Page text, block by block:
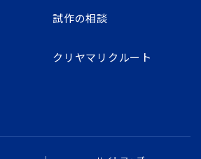
試作の相談
クリヤマリクルート